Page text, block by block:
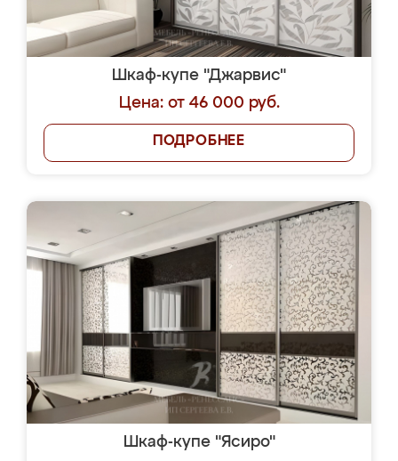
Шкаф-купе "Джарвис"
Цена: от 46 000 руб.
ПОДРОБНЕЕ
Шкаф-купе "Ясиро"